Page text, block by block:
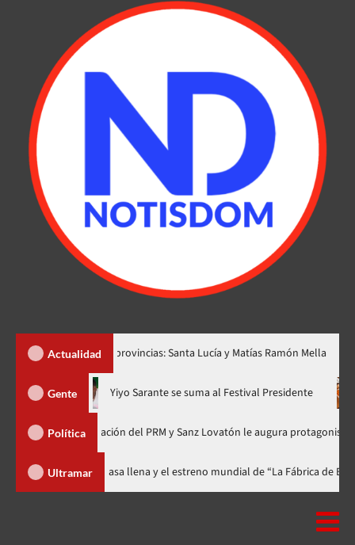
Actualidad
dos nuevas provincias: Santa Lucía y Matías Ramón Mella
Gente
en nuevo horario Yiyo Sarante se suma al Festival
Política
Organización del PRM y Sanz Lovatón le augura protagonismo político
Ultramar
celebra 15 años con una gala a casa llena y el estreno mundial de “La